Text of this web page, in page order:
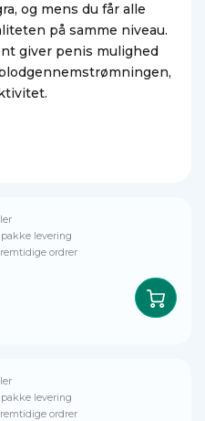
og mens du får alle
på samme niveau.
giver penis mulighed
levering
ordrer
levering
ordrer